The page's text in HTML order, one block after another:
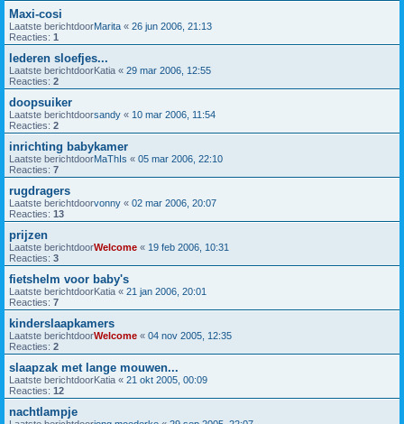
Maxi-cosi
Laatste berichtdoorMarita « 26 jun 2006, 21:13
Reacties: 1
lederen sloefjes...
Laatste berichtdoorKatia « 29 mar 2006, 12:55
Reacties: 2
doopsuiker
Laatste berichtdoorsandy « 10 mar 2006, 11:54
Reacties: 2
inrichting babykamer
Laatste berichtdoorMaThIs « 05 mar 2006, 22:10
Reacties: 7
rugdragers
Laatste berichtdoorvonny « 02 mar 2006, 20:07
Reacties: 13
prijzen
Laatste berichtdoorWelcome « 19 feb 2006, 10:31
Reacties: 3
fietshelm voor baby's
Laatste berichtdoorKatia « 21 jan 2006, 20:01
Reacties: 7
kinderslaapkamers
Laatste berichtdoorWelcome « 04 nov 2005, 12:35
Reacties: 2
slaapzak met lange mouwen...
Laatste berichtdoorKatia « 21 okt 2005, 00:09
Reacties: 12
nachtlampje